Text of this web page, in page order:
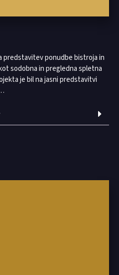
predstavitev ponudbe bistroja in
sodobna in pregledna spletna
je bil na jasni predstavitvi